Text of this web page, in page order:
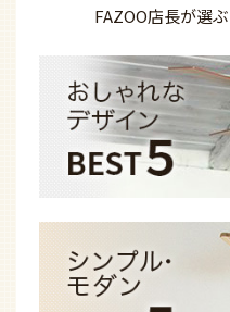
FAZOO店長が選ぶ